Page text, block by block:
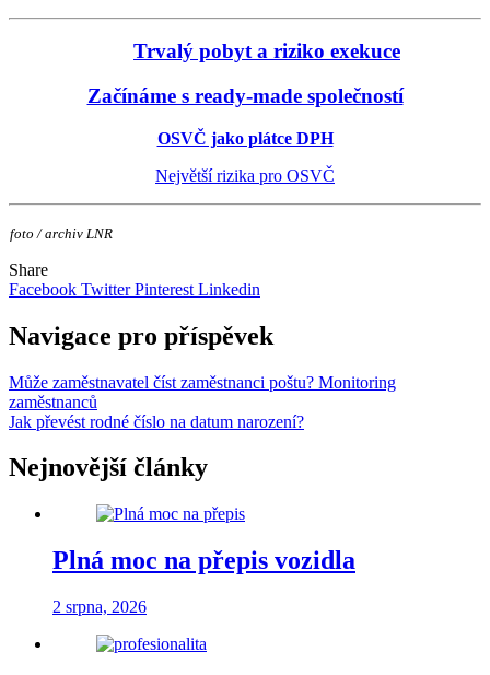
Trvalý pobyt a riziko exekuce
Začínáme s ready-made společností
OSVČ jako plátce DPH
Největší rizika pro OSVČ
foto / archiv LNR
Share
Facebook TwitterPinterest Linkedin
Navigace pro příspěvek
Může zaměstnavatel číst zaměstnanci poštu? Monitoring
zaměstnanců
Jak převést rodné číslo na datum narození?
Nejnovější články
Plná moc na přepis vozidla
2 srpna, 2026